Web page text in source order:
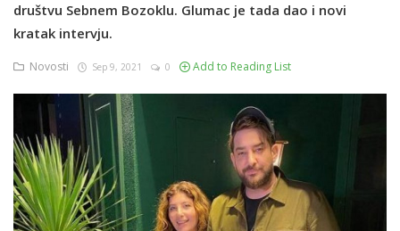
Novosti
TV Serije
Filmovi
Glumci
Contact
Login
društvu Sebnem Bozoklu. Glumac je tada dao i novi
kratak intervju.
Novosti Sep 9, 2021 0 Add to Reading List